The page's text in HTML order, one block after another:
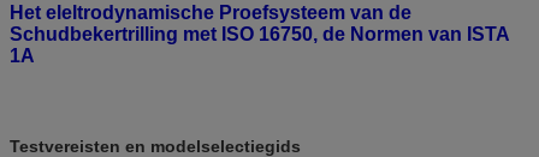
Het eleltrodynamische Proefsysteem van de
Schudbekertrilling met ISO 16750, de Normen van ISTA
1A
Testvereisten en modelselectiegids